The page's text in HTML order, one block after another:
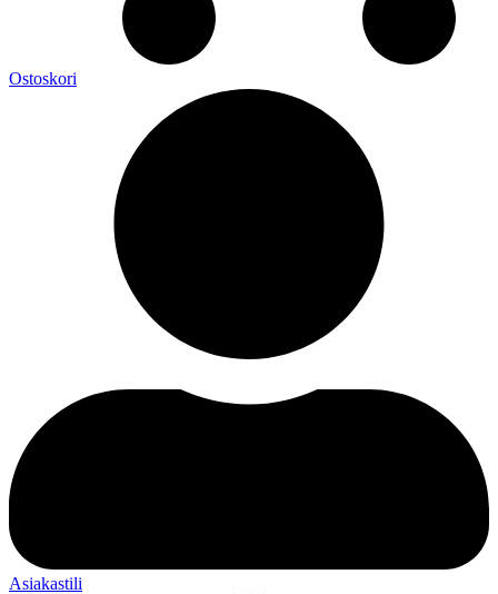
Ostoskori
Asiakastili